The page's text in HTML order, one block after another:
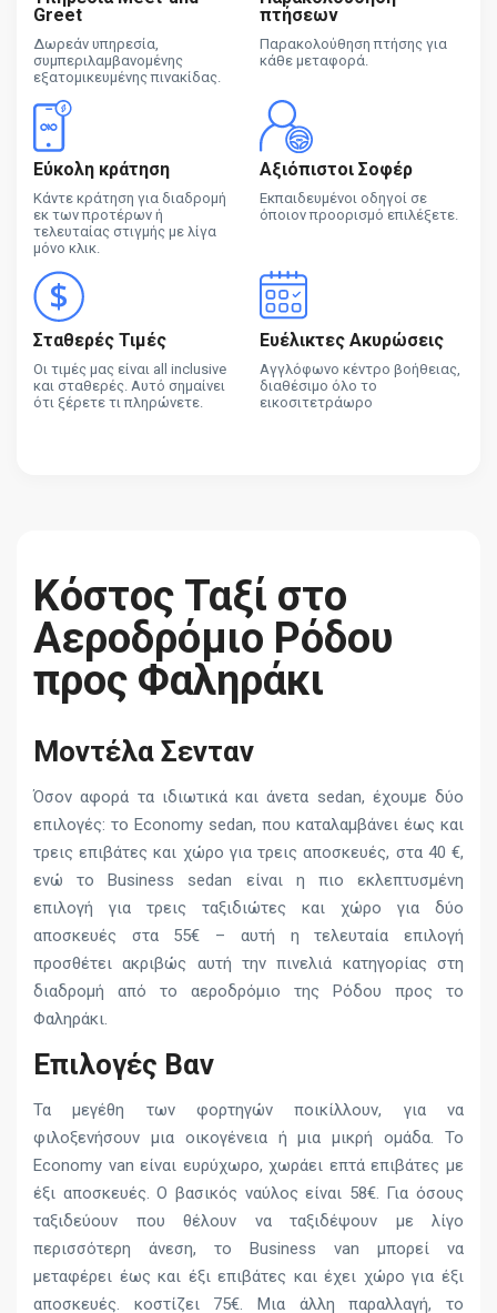
Greet
Δωρεάν υπηρεσία,
συμπεριλαμβανομένης
εξατομικευμένης πινακίδας.
πτήσεων
Παρακολούθηση πτήσης για
κάθε μεταφορά.
Εύκολη κράτηση
Κάντε κράτηση για διαδρομή
εκ των προτέρων ή
τελευταίας στιγμής με λίγα
μόνο κλικ.
Αξιόπιστοι Σοφέρ
Εκπαιδευμένοι οδηγοί σε
όποιον προορισμό επιλέξετε.
Σταθερές Τιμές
Οι τιμές μας είναι all inclusive
και σταθερές. Αυτό σημαίνει
ότι ξέρετε τι πληρώνετε.
Ευέλικτες Ακυρώσεις
Αγγλόφωνο κέντρο βοήθειας,
διαθέσιμο όλο το
εικοσιτετράωρο
Κόστος Ταξί στο
Αεροδρόμιο Ρόδου
προς Φαληράκι
Μοντέλα Σενταν
Όσον αφορά τα ιδιωτικά και άνετα sedan, έχουμε δύο
επιλογές: το Economy sedan, που καταλαμβάνει έως και
τρεις επιβάτες και χώρο για τρεις αποσκευές, στα 40 €,
ενώ το Business sedan είναι η πιο εκλεπτυσμένη
επιλογή για τρεις ταξιδιώτες και χώρο για δύο
αποσκευές στα 55€ – αυτή η τελευταία επιλογή
προσθέτει ακριβώς αυτή την πινελιά κατηγορίας στη
διαδρομή από το αεροδρόμιο της Ρόδου προς το
Φαληράκι.
Επιλογές Βαν
Τα μεγέθη των φορτηγών ποικίλλουν, για να
φιλοξενήσουν μια οικογένεια ή μια μικρή ομάδα. Το
Economy van είναι ευρύχωρο, χωράει επτά επιβάτες με
έξι αποσκευές. Ο βασικός ναύλος είναι 58€. Για όσους
ταξιδεύουν που θέλουν να ταξιδέψουν με λίγο
περισσότερη άνεση, το Business van μπορεί να
μεταφέρει έως και έξι επιβάτες και έχει χώρο για έξι
αποσκευές. κοστίζει 75€. Μια άλλη παραλλαγή, το